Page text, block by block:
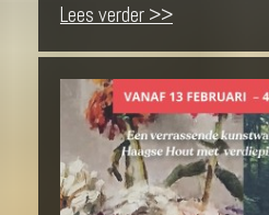
Lees verder >>